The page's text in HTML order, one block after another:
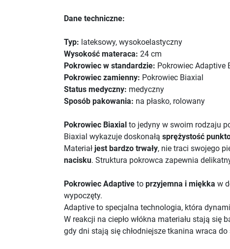
Dane techniczne:
Typ: lateksowy, wysokoelastyczny
Wysokość materaca: 24 cm
Pokrowiec w standardzie: Pokrowiec Adaptive
Pokrowiec zamienny: Pokrowiec Biaxial
Status medyczny: medyczny
Sposób pakowania: na płasko, rolowany
Pokrowiec Biaxial to jedyny w swoim rodzaju
Biaxial wykazuje doskonałą sprężystość
Materiał jest bardzo trwały, nie traci swojego
nacisku. Struktura pokrowca zapewnia
Pokrowiec Adaptive to przyjemna i miękka w
wypoczęty.
Adaptive to specjalna technologia, która
W reakcji na ciepło włókna materiału stają
gdy dni stają się chłodniejsze tkanina wraca